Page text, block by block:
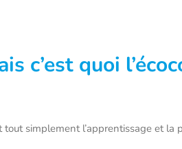
c’est quoi
tout simplement l’apprentissage et